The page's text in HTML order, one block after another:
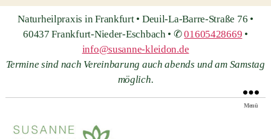
Naturheilpraxis in Frankfurt • Deuil-La-Barre-Straße 76 •
60437 Frankfurt-Nieder-Eschbach • ✆01605428669 •
info@susanne-kleidon.de
Termine sind nach Vereinbarung auch abends und am Samstag
möglich.
Menü